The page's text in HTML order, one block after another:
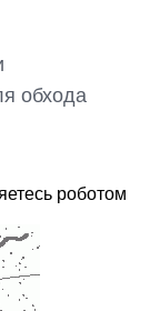
обхода
роботом